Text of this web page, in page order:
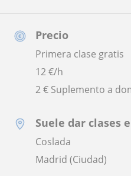
Precio
Primera clase gratis
12€/h
2 € Suplemento a
Suele dar clases
Coslada
Madrid (Ciudad)